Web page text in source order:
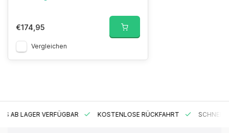
€174,95
Vergleichen
AB LAGER VERFÜGBAR KOSTENLOSE RÜCKFAHRT